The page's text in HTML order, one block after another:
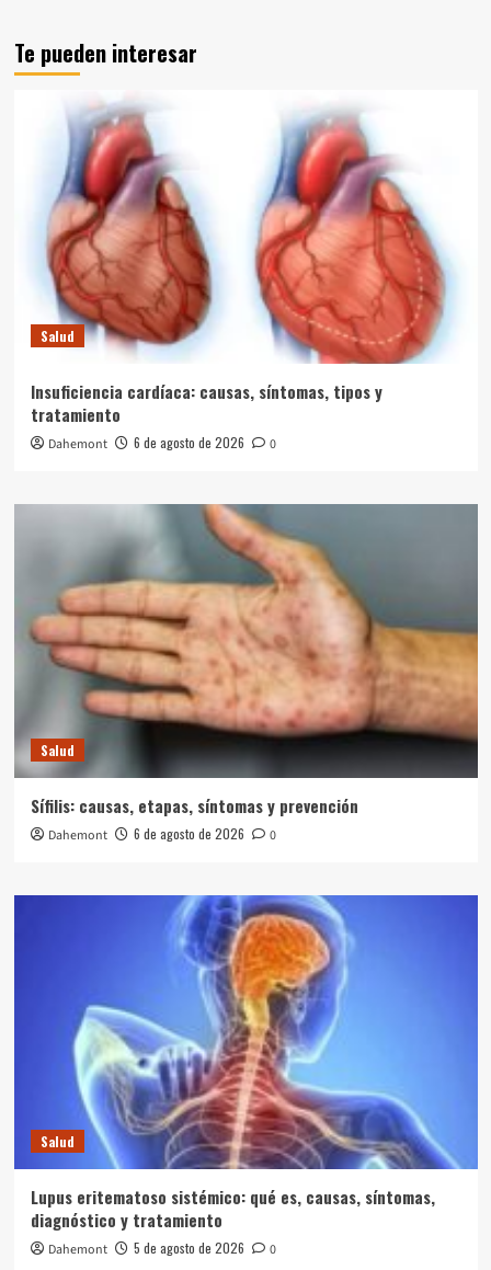
Te pueden interesar
Salud
Insuficiencia cardíaca: causas, síntomas, tipos y
tratamiento
Dahemont 6 de agosto de 2026 0
Salud
Sífilis: causas, etapas, síntomas y prevención
Dahemont 6 de agosto de 2026 0
Salud
Lupus eritematoso sistémico: qué es, causas, síntomas,
diagnóstico y tratamiento
Dahemont 5 de agosto de 2026 0